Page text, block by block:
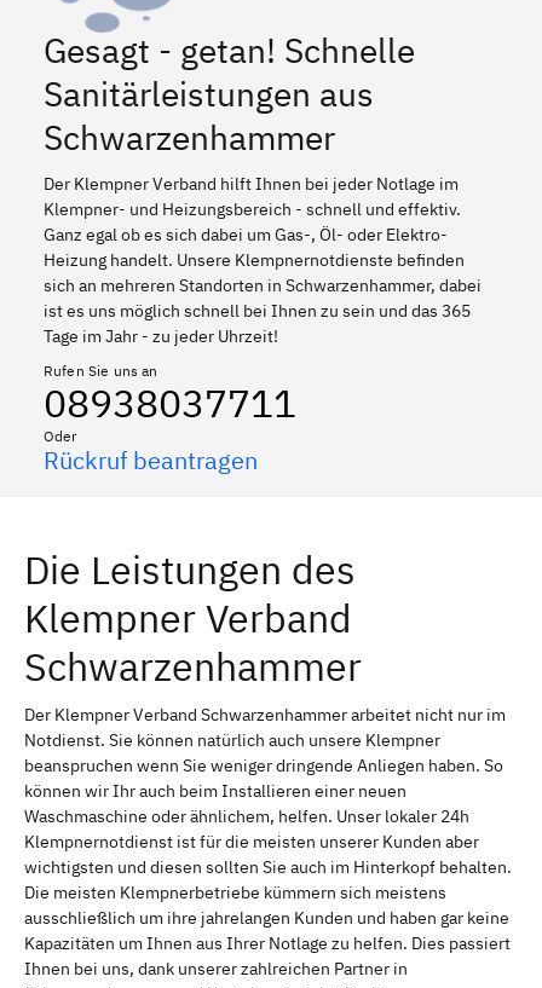
Gesagt - getan! Schnelle
Sanitärleistungen aus
Schwarzenhammer
Der Klempner Verband hilft Ihnen bei jeder Notlage im
Klempner- und Heizungsbereich - schnell und effektiv.
Ganz egal ob es sich dabei um Gas-, Öl- oder Elektro-
Heizung handelt. Unsere Klempnernotdienste befinden
sich an mehreren Standorten in Schwarzenhammer, dabei
ist es uns möglich schnell bei Ihnen zu sein und das 365
Tage im Jahr - zu jeder Uhrzeit!
Rufen Sie uns an
08938037711
Oder
Rückruf beantragen
Die Leistungen des
Klempner Verband
Schwarzenhammer
Der Klempner Verband Schwarzenhammer arbeitet nicht nur im
Notdienst. Sie können natürlich auch unsere Klempner
beanspruchen wenn Sie weniger dringende Anliegen haben. So
können wir Ihr auch beim Installieren einer neuen
Waschmaschine oder ähnlichem, helfen. Unser lokaler 24h
Klempnernotdienst ist für die meisten unserer Kunden aber
wichtigsten und diesen sollten Sie auch im Hinterkopf behalten.
Die meisten Klempnerbetriebe kümmern sich meistens
ausschließlich um ihre jahrelangen Kunden und haben gar keine
Kapazitäten um Ihnen aus Ihrer Notlage zu helfen. Dies passiert
Ihnen bei uns, dank unserer zahlreichen Partner in